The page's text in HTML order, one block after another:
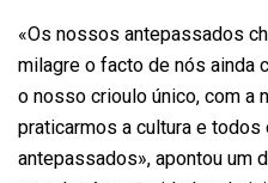
«Os nossos antepassados
milagre o facto de nós ainda
o nosso crioulo único, com a
praticarmos a cultura e
antepassados», apontou um